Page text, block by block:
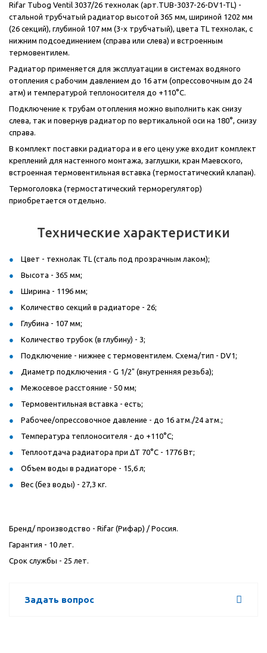
Rifar Tubog Ventil 3037/26 технолак (арт.TUB-3037-26-DV1-TL) -
стальной трубчатый радиатор высотой 365 мм, шириной 1202 мм
(26 секций), глубиной 107 мм (3-х трубчатый), цвета TL технолак, с
нижним подсоединением (справа или слева) и встроенным
термовентилем.
Радиатор применяется для эксплуатации в системах водяного
отопления с рабочим давлением до 16 атм (опрессовочным до 24
атм) и температурой теплоносителя до +110°С.
Подключение к трубам отопления можно выполнить как снизу
слева, так и повернув радиатор по вертикальной оси на 180°, снизу
справа.
В комплект поставки радиатора и в его цену уже входит комплект
креплений для настенного монтажа, заглушки, кран Маевского,
встроенная термовентильная вставка (термостатический клапан).
Термоголовка (термостатический терморегулятор)
приобретается отдельно.
Технические характеристики
Цвет - технолак TL (сталь под прозрачным лаком);
Высота - 365 мм;
Ширина - 1196 мм;
Количество секций в радиаторе - 26;
Глубина - 107 мм;
Количество трубок (в глубину) - 3;
Подключение - нижнее с термовентилем. Схема/тип - DV1;
Диаметр подключения - G 1/2" (внутренняя резьба);
Межосевое расстояние - 50 мм;
Термовентильная вставка - есть;
Рабочее/опрессовочное давление - до 16 атм./24 атм.;
Температура теплоносителя - до +110°C;
Теплоотдача радиатора при ΔT 70°C - 1776 Вт;
Объем воды в радиаторе - 15,6 л;
Вес (без воды) - 27,3 кг.
Бренд/ производство - Rifar (Рифар) / Россия.
Гарантия - 10 лет.
Срок службы - 25 лет.
Задать вопрос